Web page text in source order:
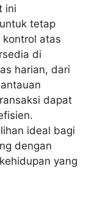
ini
tetap
atas
di
harian, dari
dapat
ideal bagi
dengan
yang